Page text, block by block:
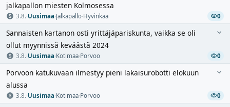
jalkapallon miesten Kolmosessa
3.8.·Uusimaa·Jalkapallo·Hyvinkää 0
Sannaisten kartanon osti yrittäjäpariskunta, vaikka se oli
ollut myynnissä keväästä 2024
3.8.·Uusimaa·Kotimaa·Porvoo 0
Porvoon katukuvaan ilmestyy pieni lakaisurobotti elokuun
alussa
3.8.·Uusimaa·Kotimaa·Porvoo 0